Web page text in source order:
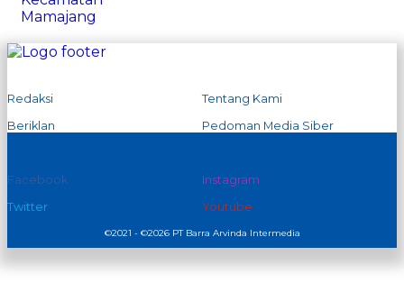
Redaksi
Tentang Kami
Beriklan
Pedoman Media Siber
Facebook
Instagram
Twitter
Youtube
©2021 - ©2026 PT Barra Arvinda Intermedia